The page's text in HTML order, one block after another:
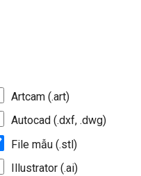
Artcam (.art)
Autocad (.dxf, .dwg)
File mẫu (.stl)
Illustrator (.ai)